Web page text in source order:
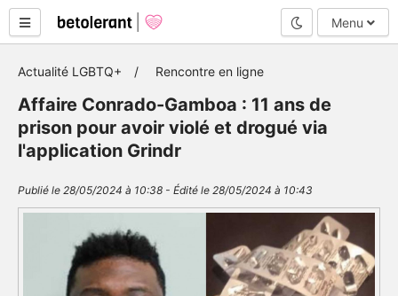
Mode nuit
Menu
Actualité LGBTQ+ Rencontre en ligne
Affaire Conrado-Gamboa : 11 ans de
prison pour avoir violé et drogué via
l'application Grindr
Publié le 28/05/2024 à 10:38 - Édité le 28/05/2024 à 10:43